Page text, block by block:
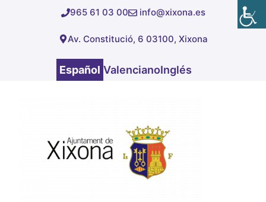
965 61 03 00 info@xixona.es
Av. Constitució, 6 03100, Xixona
Español ValencianoInglés